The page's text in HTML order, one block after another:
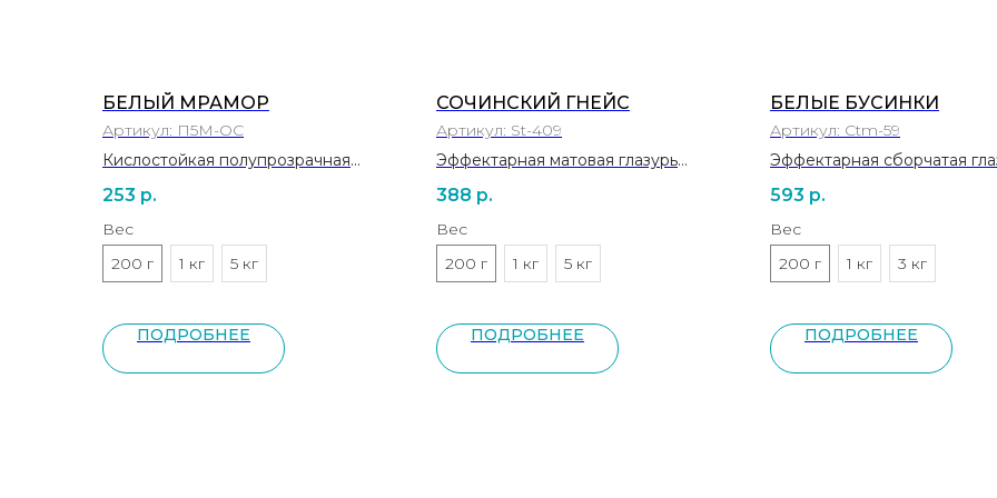
БЕЛЫЙ МРАМОР
Артикул: П5М-ОС
Кислостойкая полупрозрачная
1190-1240°C
253 р.
Вес
200 г
1 кг 5 кг
ПОДРОБНЕЕ
СОЧИНСКИЙ ГНЕЙС
Артикул: St-409
Эффектарная матовая глазурь
КТР 62·10⁻⁷ °С⁻¹
388 р.
Вес
200 г
1 кг 5 кг
ПОДРОБНЕЕ
БЕЛЫЕ БУСИНКИ
Артикул: Ctm-59
Эффектарная сборчатая
593 р.
Вес
200 г
1 кг 3 кг
ПОДРОБНЕЕ